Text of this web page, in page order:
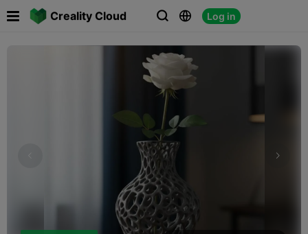
Creality Cloud   Log in
 